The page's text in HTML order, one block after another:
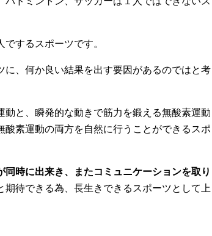
するスポーツです。
、何か良い結果を出す要因があるのではと考
と、瞬発的な動きで筋力を鍛える無酸素運動
素運動の両方を自然に行うことができるスポ
時に出来き、またコミュニケーションを取り
期待できる為、長生きできるスポーツとして上